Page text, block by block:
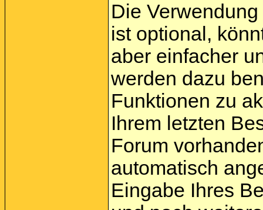
Die
ist optional,
aber einfacher
werden dazu
Funktionen zu
Ihrem letzten
Forum
automatisch
Eingabe Ihres